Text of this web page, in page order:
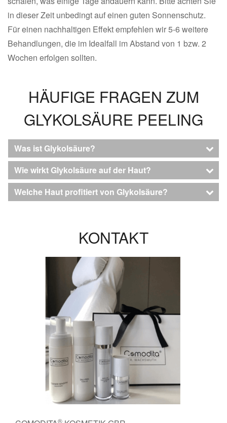
in dieser Zeit unbedingt auf einen guten Sonnenschutz.
Für einen nachhaltigen Effekt empfehlen wir 5-6 weitere
Behandlungen, die im Idealfall im Abstand von 1 bzw. 2
Wochen erfolgen sollten.
HÄUFIGE FRAGEN ZUM
GLYKOLSÄURE PEELING
Was ist Glykolsäure?
Wie wirkt Glykolsäure auf der Haut?
Welche Haut profitiert von Glykolsäure?
KONTAKT
®